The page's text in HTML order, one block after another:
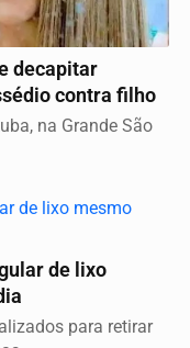
decapitar
contra filho
na Grande São
de lixo
para retirar